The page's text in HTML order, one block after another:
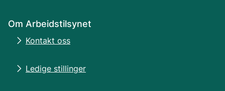
Om Arbeidstilsynet
Kontakt oss
Ledige stillinger